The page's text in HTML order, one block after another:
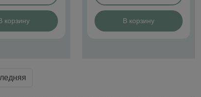
корзину В корзину